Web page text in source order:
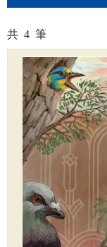
共 4 筆